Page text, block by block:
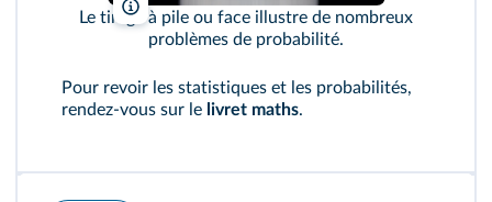
Christian Delbert/Shutterstock
Le tirage à pile ou face illustre de nombreux
problèmes de probabilité.
Pour revoir les statistiques et les probabilités,
rendez-vous sur le livret maths.